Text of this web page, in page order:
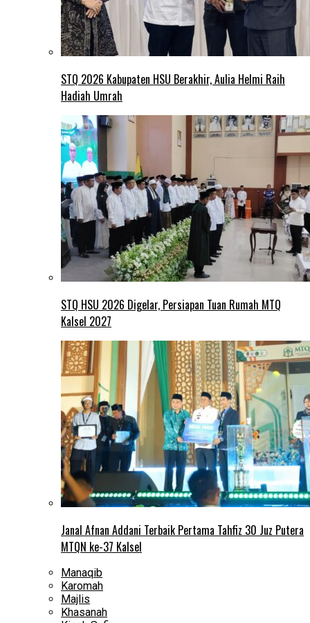
STQ 2026 Kabupaten HSU Berakhir, Aulia Helmi Raih
Hadiah Umrah
STQ HSU 2026 Digelar, Persiapan Tuan Rumah MTQ
Kalsel 2027
Janal Afnan Addani Terbaik Pertama Tahfiz 30 Juz Putera
MTQN ke-37 Kalsel
Manaqib
Karomah
Majlis
Khasanah